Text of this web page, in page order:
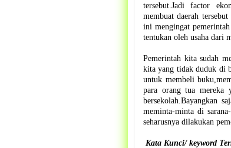
tersebut.Jadi factor
membuat daerah
ini mengingat
tentukan oleh usaha dari
Pemerintah kita sudah
kita yang tidak duduk di
untuk membeli
para orang tua mereka
bersekolah.Bayangkan
meminta-minta di
seharusnya dilakukan
Kata Kunci/ keyword